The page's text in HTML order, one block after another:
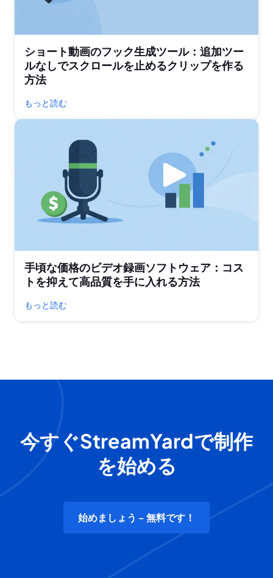
ショート動画のフック生成ツール：追加ツー
ルなしでスクロールを止めるクリップを作る
方法
もっと読む
手頃な価格のビデオ録画ソフトウェア：コス
トを抑えて高品質を手に入れる方法
もっと読む
今すぐStreamYardで制作
を始める
始めましょう - 無料です！